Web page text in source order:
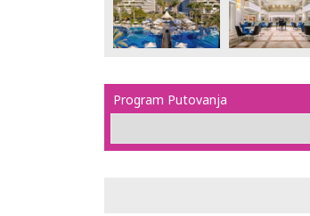
Program Putovanja